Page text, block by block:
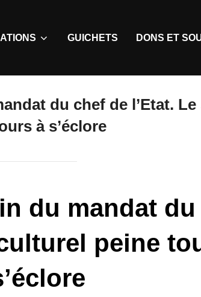
GUICHETS DONS ET
du chef de l’Etat.
à s’éclore
du mandat
peine